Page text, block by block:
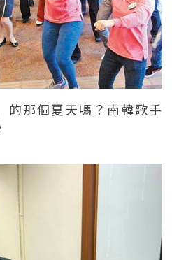
的那個夏天嗎？南韓歌手